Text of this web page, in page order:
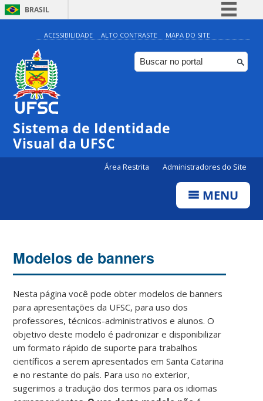
BRASIL
Simplifique!
Comunica BR
Participe
ACESSIBILIDADE ALTO CONTRASTE MAPA DO SITE
Sistema de Identidade
Visual da UFSC
Área Restrita Administradores do Site
MENU
Modelos de banners
Nesta página você pode obter modelos de banners
para apresentações da UFSC, para uso dos
professores, técnicos-administrativos e alunos. O
objetivo deste modelo é padronizar e disponibilizar
um formato rápido de suporte para trabalhos
científicos a serem apresentados em Santa Catarina
e no restante do país. Para uso no exterior,
sugerimos a tradução dos termos para os idiomas